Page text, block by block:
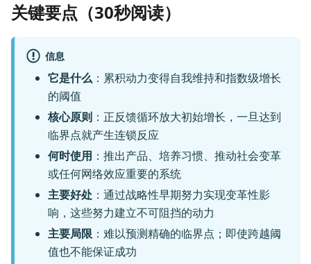
关键要点（30秒阅读）
信息
它是什么 ：累积动力变得自我维持和指数级增长
的阈值
核心原则 ：正反馈循环放大初始增长，一旦达到
临界点就产生连锁反应
何时使用 ：推出产品、培养习惯、推动社会变革
或任何网络效应重要的系统
主要好处 ：通过战略性早期努力实现变革性影
响，这些努力建立不可阻挡的动力
主要局限 ：难以预测精确的临界点；即使跨越阈
值也不能保证成功